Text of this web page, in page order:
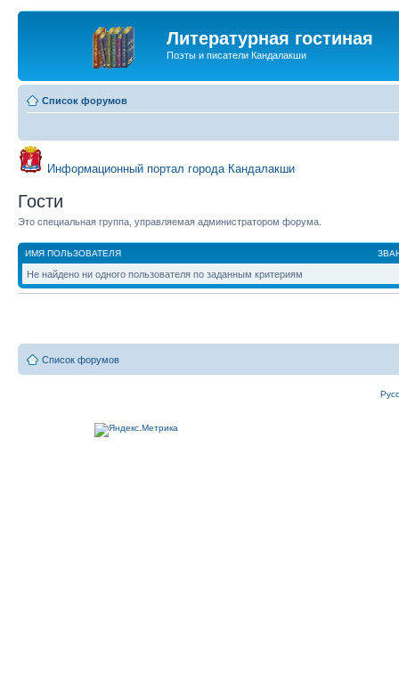
Литературная гостиная
Поэты и писатели Кандалакши
Список форумов
Информационный портал города Кандалакши
Гости
Это специальная группа, управляемая администратором форума.
ИМЯ ПОЛЬЗОВАТЕЛЯ
Не найдено ни одного пользователя по заданным критериям
Список форумов